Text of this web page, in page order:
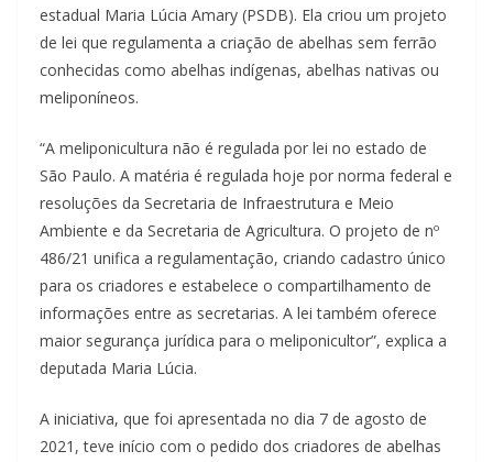
estadual Maria Lúcia Amary (PSDB). Ela criou um projeto
de lei que regulamenta a criação de abelhas sem ferrão
conhecidas como abelhas indígenas, abelhas nativas ou
meliponíneos.
“A meliponicultura não é regulada por lei no estado de
São Paulo. A matéria é regulada hoje por norma federal e
resoluções da Secretaria de Infraestrutura e Meio
Ambiente e da Secretaria de Agricultura. O projeto de nº
486/21 unifica a regulamentação, criando cadastro único
para os criadores e estabelece o compartilhamento de
informações entre as secretarias. A lei também oferece
maior segurança jurídica para o meliponicultor”, explica a
deputada Maria Lúcia.
A iniciativa, que foi apresentada no dia 7 de agosto de
2021, teve início com o pedido dos criadores de abelhas